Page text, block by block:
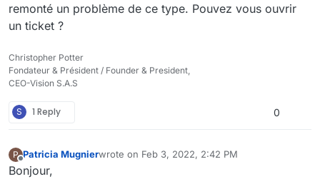
remonté un problème de ce type. Pouvez vous ouvrir
un ticket ?
Christopher Potter
Fondateur & Président / Founder & President,
CEO-Vision S.A.S
S 1 Reply 0
P
Offline
Patricia Mugnierwrote on Feb 3, 2022, 2:42 PM
last edited by
Bonjour,